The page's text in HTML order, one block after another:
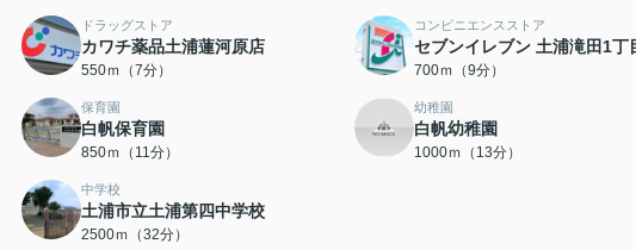
ドラッグストア
カワチ薬品土浦蓮河原店
550ｍ（7分）
コンビニエンスストア
セブンイレブン 土浦滝田1丁
700ｍ（9分）
保育園
白帆保育園
850ｍ（11分）
幼稚園
白帆幼稚園
1000ｍ（13分）
中学校
土浦市立土浦第四中学校
2500ｍ（32分）